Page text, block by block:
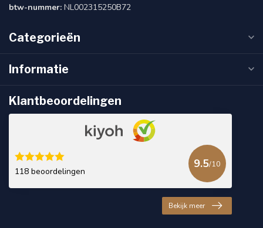
btw-nummer: NL002315250B72
Categorieën
Informatie
Klantbeoordelingen
118 beoordelingen
9.5/10
Bekijk meer